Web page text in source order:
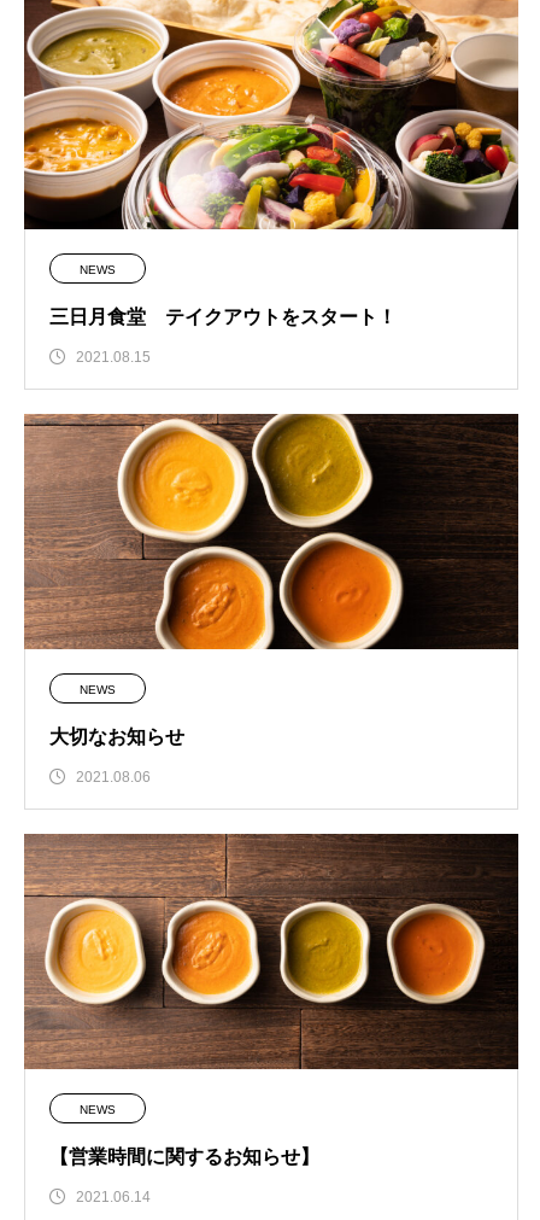
NEWS
三日月食堂 テイクアウトをスタート！
2021.08.15
NEWS
大切なお知らせ
2021.08.06
NEWS
【営業時間に関するお知らせ】
2021.06.14